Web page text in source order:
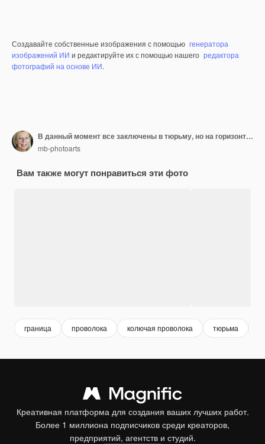
Создавайте собственные изображения с помощью генератора
изображений ИИ и редактируйте их с помощью нашего редактора
фотографий на основе ИИ.
В данный момент все заключены в тюрьму, но на горизонте есть луч света.
mb-photoarts
Вам также могут понравиться эти фото
граница проволока колючая проволока тюрьма
Креативная платформа для создания ваших лучших работ.
Более 1 миллиона подписчиков среди креаторов,
предприятий, агентств и студий.